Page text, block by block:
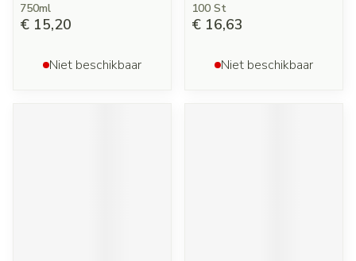
750ml
€ 15,20
Niet beschikbaar
100 St
€ 16,63
Niet beschikbaar